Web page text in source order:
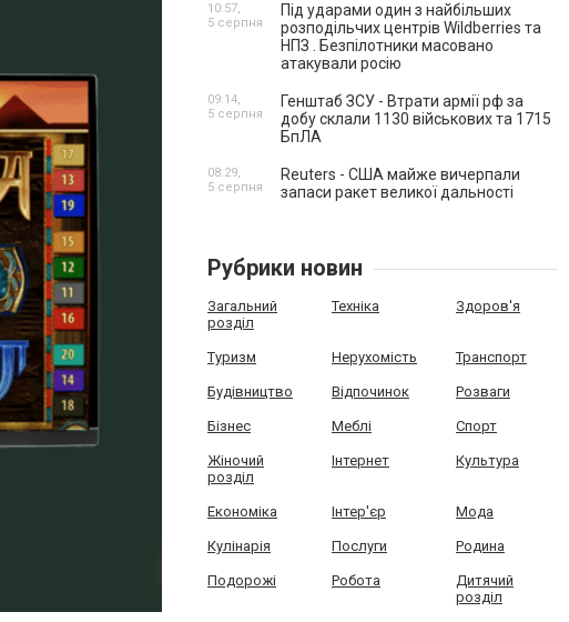
Під ударами один з найбільших
розподільчих центрів Wildberries та
НПЗ . Безпілотники масовано
атакували росію
10:57,
5 серпня
Генштаб ЗСУ - Втрати армії рф за
добу склали 1130 військових та 1715
БпЛА
09:14,
5 серпня
Reuters - США майже вичерпали
запаси ракет великої дальності
08:29,
5 серпня
Рубрики новин
Загальний
розділ
Техніка Здоров'я
Туризм Нерухомість Транспорт
Будівництво Відпочинок Розваги
Бізнес Меблі Спорт
Жіночий
розділ
Інтернет Культура
Економіка Інтер'єр Мода
Кулінарія Послуги Родина
Подорожі Робота
Дитячий
розділ